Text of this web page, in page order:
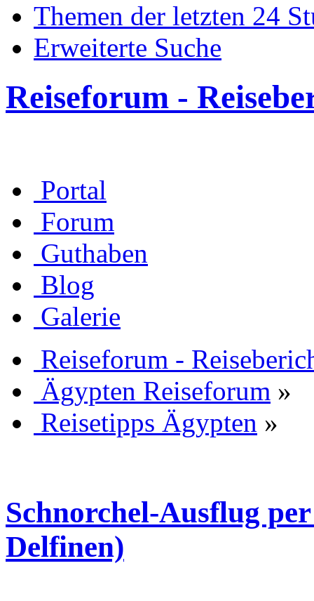
Themen der letzten 24
Erweiterte Suche
Reiseforum -
Portal
Forum
Guthaben
Blog
Galerie
Reiseforum -
Ägypten Reiseforum »
Reisetipps Ägypten »
Schnorchel-Ausflug
Delfinen)